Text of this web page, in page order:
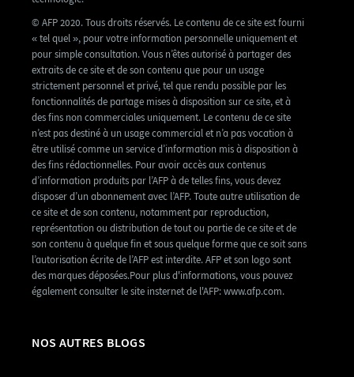
© AFP 2020. Tous droits réservés. Le contenu de ce site est fourni
« tel quel », pour votre information personnelle uniquement et
pour simple consultation. Vous n’êtes autorisé à partager des
extraits de ce site et de son contenu que pour un usage
strictement personnel et privé, tel que rendu possible par les
fonctionnalités de partage mises à disposition sur ce site, et à
des fins non commerciales uniquement. Le contenu de ce site
n’est pas destiné à un usage commercial et n’a pas vocation à
être utilisé comme un service d’information mis à disposition à
des fins rédactionnelles. Pour avoir accès aux contenus
d’information produits par l’AFP à de telles fins, vous devez
disposer d’un abonnement avec l’AFP. Toute autre utilisation de
ce site et de son contenu, notamment par reproduction,
représentation ou distribution de tout ou partie de ce site et de
son contenu à quelque fin et sous quelque forme que ce soit sans
l’autorisation écrite de l’AFP est interdite. AFP et son logo sont
des marques déposées.Pour plus d'informations, vous pouvez
également consulter le site insternet de l'AFP: www.afp.com.
NOS AUTRES BLOGS